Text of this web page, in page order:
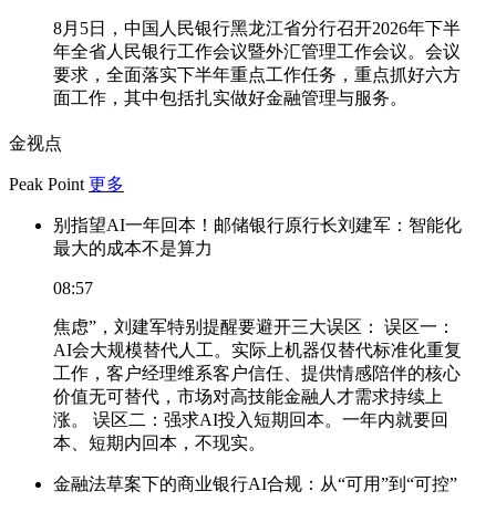
8月5日，中国人民银行黑龙江省分行召开2026年下半
年全省人民银行工作会议暨外汇管理工作会议。会议
要求，全面落实下半年重点工作任务，重点抓好六方
面工作，其中包括扎实做好金融管理与服务。
金视点
Peak Point 更多
别指望AI一年回本！邮储银行原行长刘建军：智能化
最大的成本不是算力
08:57
焦虑”，刘建军特别提醒要避开三大误区： 误区一：
AI会大规模替代人工。实际上机器仅替代标准化重复
工作，客户经理维系客户信任、提供情感陪伴的核心
价值无可替代，市场对高技能金融人才需求持续上
涨。 误区二：强求AI投入短期回本。一年内就要回
本、短期内回本，不现实。
金融法草案下的商业银行AI合规：从“可用”到“可控”